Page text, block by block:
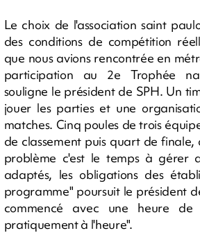
Le choix de l'association saint
des conditions de compétition
que nous avions rencontrée en
participation au 2e Trophée
souligne le président de SPH. Un
jouer les parties et une
matches. Cinq poules de trois
de classement puis quart de finale,
problème c'est le temps à gérer
adaptés, les obligations des
programme" poursuit le président
commencé avec une heure
pratiquement à l'heure".